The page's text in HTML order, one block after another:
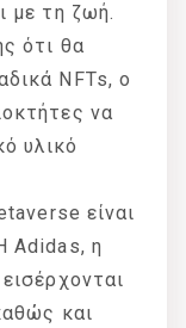
με τη ζωή.
ότι θα
NFTs, ο
να
υλικό
είναι
Adidas, η
και